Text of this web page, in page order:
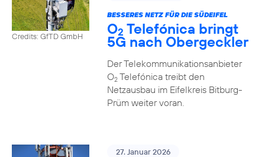
Credits: GfTD GmbH
BESSERES NETZ FÜR DIE SÜDEIFEL
O2 Telefónica bringt
5G nach Obergeckler
Der Telekommunikationsanbieter
O2Telefónica treibt den
Netzausbau im Eifelkreis Bitburg-
Prüm weiter voran.
27. Januar 2026